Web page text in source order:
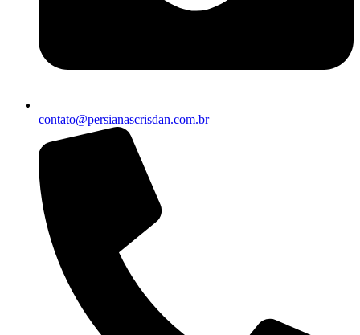
contato@persianascrisdan.com.br